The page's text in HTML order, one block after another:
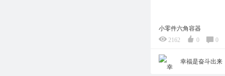
小零件六角容器
2162
0 0
幸福是奋斗出来